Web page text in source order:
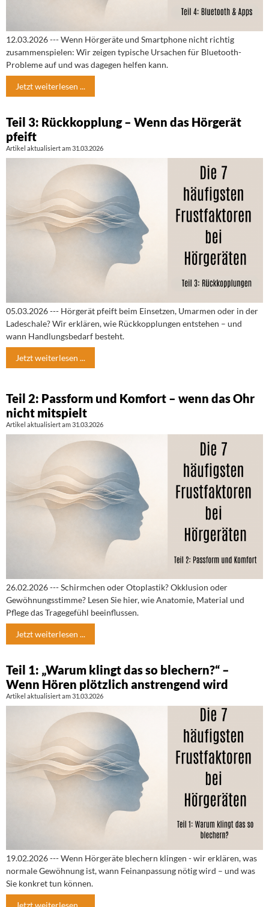
12.03.2026 --- Wenn Hörgeräte und Smartphone nicht richtig
zusammenspielen: Wir zeigen typische Ursachen für Bluetooth-
Probleme auf und was dagegen helfen kann.
Jetzt weiterlesen ...
Teil 3: Rückkopplung – Wenn das Hörgerät
pfeift
Artikel aktualisiert am 31.03.2026
05.03.2026 --- Hörgerät pfeift beim Einsetzen, Umarmen oder in der
Ladeschale? Wir erklären, wie Rückkopplungen entstehen – und
wann Handlungsbedarf besteht.
Jetzt weiterlesen ...
Teil 2: Passform und Komfort – wenn das Ohr
nicht mitspielt
Artikel aktualisiert am 31.03.2026
26.02.2026 --- Schirmchen oder Otoplastik? Okklusion oder
Gewöhnungsstimme? Lesen Sie hier, wie Anatomie, Material und
Pflege das Tragegefühl beeinflussen.
Jetzt weiterlesen ...
Teil 1: „Warum klingt das so blechern?“ –
Wenn Hören plötzlich anstrengend wird
Artikel aktualisiert am 31.03.2026
19.02.2026 --- Wenn Hörgeräte blechern klingen - wir erklären, was
normale Gewöhnung ist, wann Feinanpassung nötig wird – und was
Sie konkret tun können.